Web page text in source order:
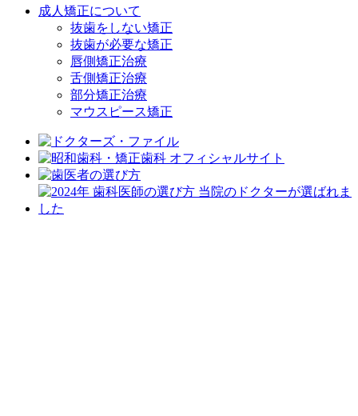
成人矯正について
抜歯をしない矯正
抜歯が必要な矯正
唇側矯正治療
舌側矯正治療
部分矯正治療
マウスピース矯正